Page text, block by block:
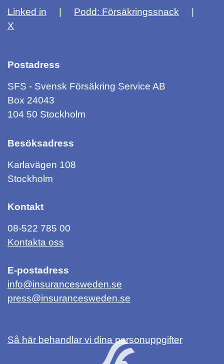
Linked in
Podd: Försäkringssnack
X
Postadress
SFS - Svensk Försäkring Service AB
Box 24043
104 50 Stockholm
Besöksadress
Karlavägen 108
Stockholm
Kontakt
08-522 785 00
Kontakta oss
E-postadress
info@insurancesweden.se
press@insurancesweden.se
Så här behandlar vi dina personuppgifter